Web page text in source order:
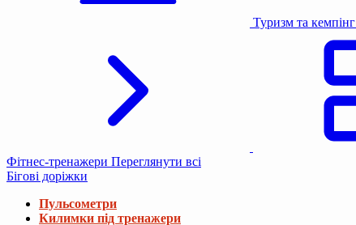
Туризм та кемпінг
Фітнес-тренажери Переглянути всі
Бігові доріжки
Пульсометри
Килимки під тренажери